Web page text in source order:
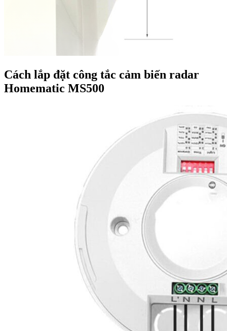
Cách lắp đặt công tắc cảm biến radar
Homematic MS500